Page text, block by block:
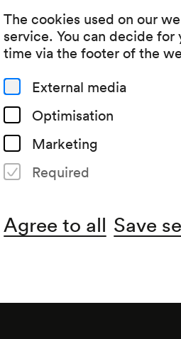
The cookies used on our
service. You can decide
time via the footer of the
External media
Optimisation
Marketing
Required
Agree to all Save
gemäß Saalbuch;